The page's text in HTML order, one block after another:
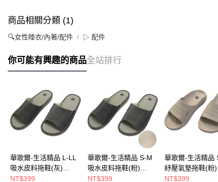
商品相關分類 (1)
🔍女性睡衣/內著/配件 ▷ 配件
你可能有興趣的商品全站排行
華歌爾-生活精品 L-LL
吸水皮料拖鞋(灰)
YB1032F1
NT$399
華歌爾-生活精品 S-M
吸水皮料拖鞋(粉)
YB1032SJ
NT$399
華歌爾-生活精品
紓壓氣墊拖鞋(粉)
YB1033L2
NT$399